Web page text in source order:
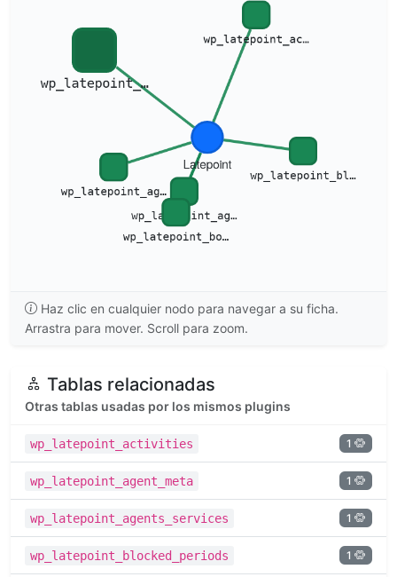
Haz clic en cualquier nodo para navegar a su ficha.
Arrastra para mover. Scroll para zoom.
Tablas relacionadas
Otras tablas usadas por los mismos plugins
wp_latepoint_activities 1
wp_latepoint_agent_meta 1
wp_latepoint_agents_services 1
wp_latepoint_blocked_periods 1